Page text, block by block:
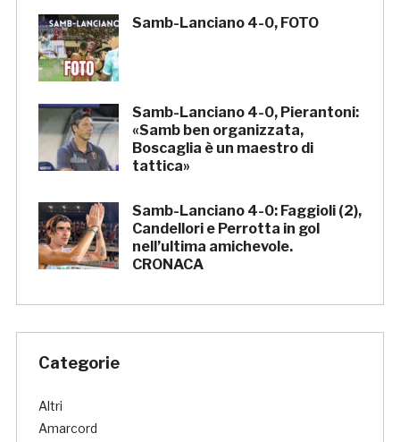
Samb-Lanciano 4-0, FOTO
Samb-Lanciano 4-0, Pierantoni:
«Samb ben organizzata,
Boscaglia è un maestro di
tattica»
Samb-Lanciano 4-0: Faggioli (2),
Candellori e Perrotta in gol
nell’ultima amichevole.
CRONACA
Categorie
Altri
Amarcord